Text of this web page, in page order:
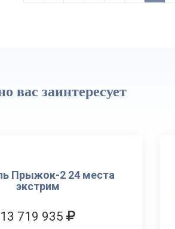
вас заинтересует
Прыжок-2 24 места
экстрим
13 719 935